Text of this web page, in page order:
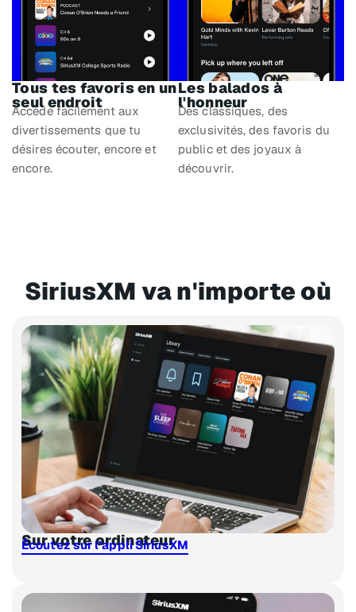
Tous tes favoris en un
seul endroit
Accède facilement aux
divertissements que tu
désires écouter, encore et
encore.
Les balados à
l'honneur
Des classiques, des
exclusivités, des favoris du
public et des joyaux à
découvrir.
SiriusXM va n'importe où
Sur votre ordinateur
Écoutez sur l’appli SiriusXM